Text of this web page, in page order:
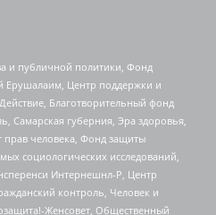
и публичной политики, Фонд
Ерушалаим, Центр поддержки и
Благотворительный фонд
Самарская губерния, Эра здоровья,
человека, Фонд защиты
социологических исследований,
Интернешнл-Р, Центр
контроль, Человек и
Женсовет, Общественный